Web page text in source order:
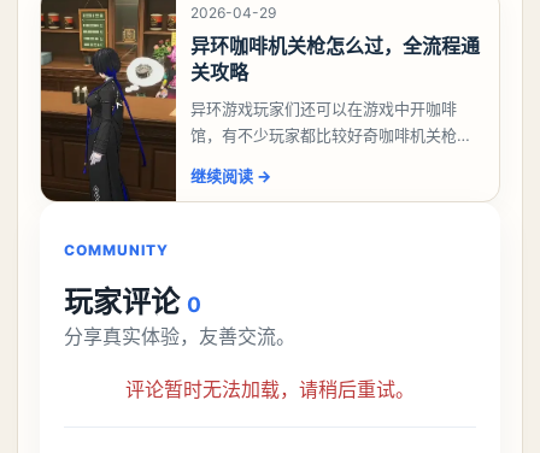
2026-04-29
异环咖啡机关枪怎么过，全流程通
关攻略
异环游戏玩家们还可以在游戏中开咖啡
馆，有不少玩家都比较好奇咖啡机关枪应
机关枪攻略。异环咖啡机关枪怎么过一、
继续阅读 →
COMMUNITY
玩家评论 0
分享真实体验，友善交流。
评论暂时无法加载，请稍后重试。